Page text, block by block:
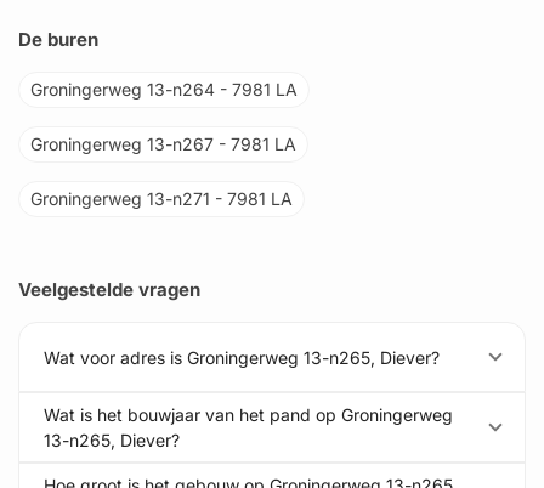
De buren
Groningerweg 13-n264 - 7981 LA
Groningerweg 13-n267 - 7981 LA
Groningerweg 13-n271 - 7981 LA
Veelgestelde vragen
Wat voor adres is Groningerweg 13-n265, Diever?
Wat is het bouwjaar van het pand op Groningerweg
13-n265, Diever?